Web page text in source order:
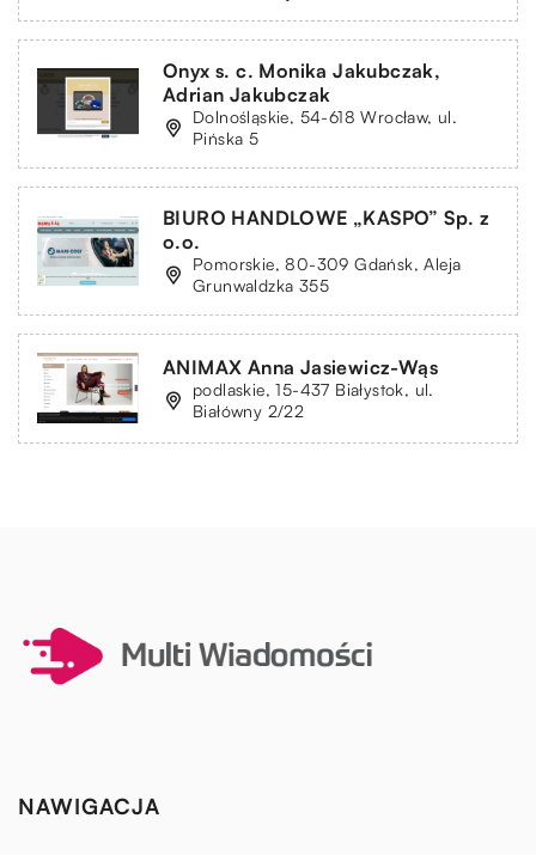
Onyx s. c. Monika Jakubczak,
Adrian Jakubczak
Dolnośląskie, 54-618 Wrocław, ul.
Pińska 5
BIURO HANDLOWE „KASPO” Sp. z
o.o.
Pomorskie, 80-309 Gdańsk, Aleja
Grunwaldzka 355
ANIMAX Anna Jasiewicz-Wąs
podlaskie, 15-437 Białystok, ul.
Białówny 2/22
NAWIGACJA